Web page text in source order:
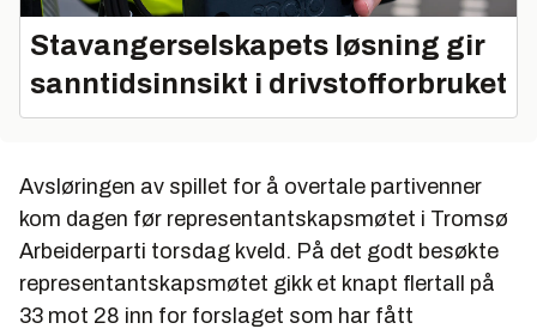
Stavangerselskapets løsning gir
sanntidsinnsikt i drivstofforbruket
Avsløringen av spillet for å overtale partivenner
kom dagen før representantskapsmøtet i Tromsø
Arbeiderparti torsdag kveld. På det godt besøkte
representantskapsmøtet gikk et knapt flertall på
33 mot 28 inn for forslaget som har fått